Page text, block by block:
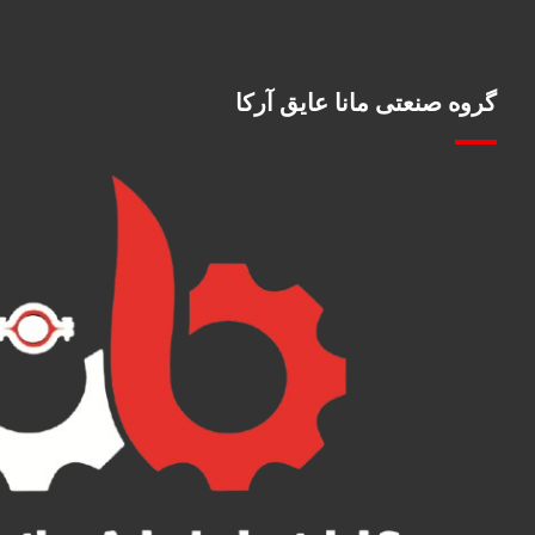
گروه صنعتی مانا عایق آرکا